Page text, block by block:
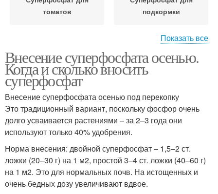
томатов
подкормки
растений
картофеля
Суперфосфат для
винограда
Суперфосфат для
клубники
Суперфосфат для роз
Гранулированный
суперфосфат
Показать все
Внесение суперфосфата осенью.
Когда и сколько вносить
суперфосфат
Внесение суперфосфата осенью под перекопку
Это традиционный вариант, поскольку фосфор очень
долго усваивается растениями – за 2–3 года они
используют только 40% удобрения.
Норма внесения: двойной суперфосфат – 1,5–2 ст.
ложки (20–30 г) на 1 м2, простой 3–4 ст. ложки (40–60 г)
на 1 м2. Это для нормальных почв. На истощенных и
очень бедных дозу увеличивают вдвое.